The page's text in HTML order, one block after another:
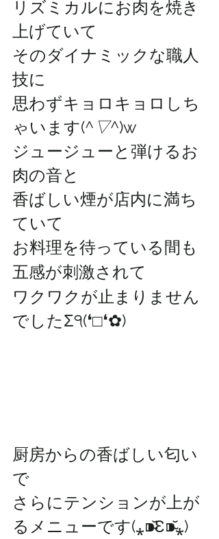
リズミカルにお肉を焼き
上げていて
そのダイナミックな職人
技に
思わずキョロキョロしち
ゃいます(^▽^)w
ジュージューと弾けるお
肉の音と
香ばしい煙が店内に満ち
ていて
お料理を待っている間も
五感が刺激されて
ワクワクが止まりません
でしたΣ੧(❛□❛✿)
厨房からの香ばしい匂い
で
さらにテンションが上が
るメニューです(⁎⁍̴̆Ɛ⁍̴̆⁎)